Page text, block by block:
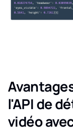
l'API de
vidéo